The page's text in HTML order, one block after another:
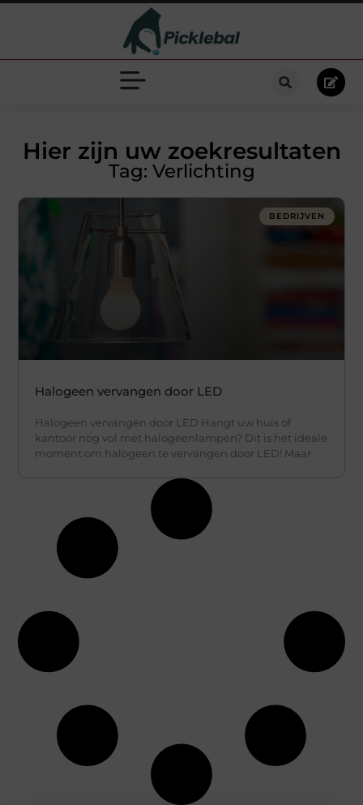
Hier zijn uw zoekresultaten
Tag: Verlichting
BEDRIJVEN
Halogeen vervangen door LED
Halogeen vervangen door LED Hangt uw huis of
kantoor nog vol met halogeenlampen? Dit is het ideale
moment om halogeen te vervangen door LED! Maar